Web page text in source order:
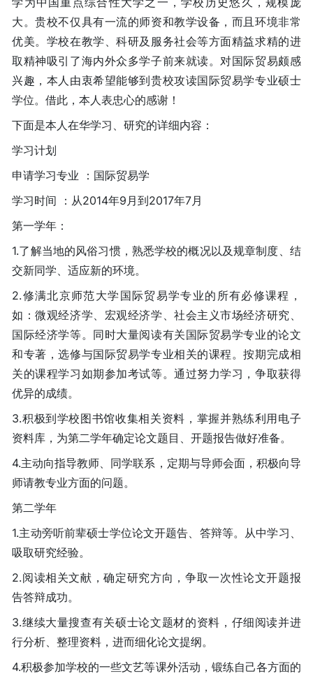
大。贵校不仅具有一流的师资和教学设备，而且环境非常
优美。学校在教学、科研及服务社会等方面精益求精的进
取精神吸引了海内外众多学子前来就读。对国际贸易颇感
兴趣，本人由衷希望能够到贵校攻读国际贸易学专业硕士
学位。借此，本人表忠心的感谢！
下面是本人在华学习、研究的详细内容：
学习计划
申请学习专业 ：国际贸易学
学习时间 ：从2014年9月到2017年7月
第一学年：
1.了解当地的风俗习惯，熟悉学校的概况以及规章制度、结
交新同学、适应新的环境。
2.修满北京师范大学国际贸易学专业的所有必修课程，
如：微观经济学、宏观经济学、社会主义市场经济研究、
国际经济学等。同时大量阅读有关国际贸易学专业的论文
和专著，选修与国际贸易学专业相关的课程。按期完成相
关的课程学习如期参加考试等。通过努力学习，争取获得
优异的成绩。
3.积极到学校图书馆收集相关资料，掌握并熟练利用电子
资料库，为第二学年确定论文题目、开题报告做好准备。
4.主动向指导教师、同学联系，定期与导师会面，积极向导
师请教专业方面的问题。
第二学年
1.主动旁听前辈硕士学位论文开题告、答辩等。从中学习、
吸取研究经验。
2.阅读相关文献，确定研究方向，争取一次性论文开题报
告答辩成功。
3.继续大量搜查有关硕士论文题材的资料，仔细阅读并进
行分析、整理资料，进而细化论文提纲。
4.积极参加学校的一些文艺等课外活动，锻练自己各方面的